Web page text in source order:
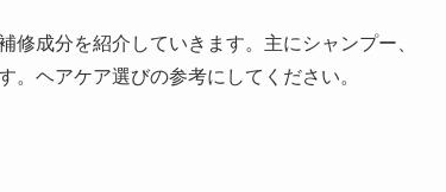
成分を紹介していきます。主にシャンプー、
。ヘアケア選びの参考にしてください。